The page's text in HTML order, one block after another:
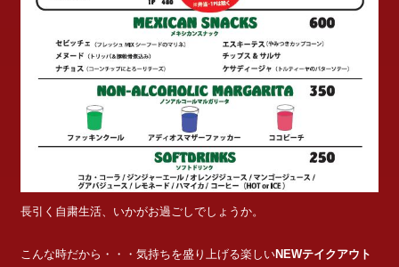
長引く自粛生活、いかがお過ごしでしょうか。
こんな時だから・・・気持ちを盛り上げる楽しいNEWテイクアウト